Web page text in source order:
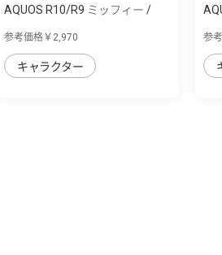
AQUOS R10/R9 ミッフィー /
参考価格￥2,970
キャラクター
参